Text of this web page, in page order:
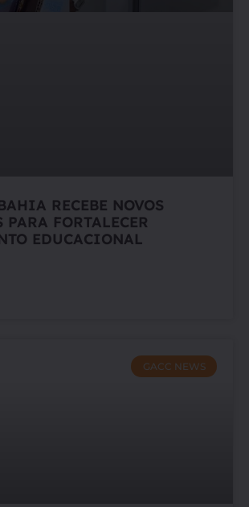
RECEBE NOVOS
FORTALECER
EDUCACIONAL
GACC NEWS